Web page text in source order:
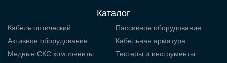
Каталог
Кабель оптический
Пассивное оборудование
Активное оборудование
Кабельная арматура
Медные СКС компоненты
Тестеры и инструменты